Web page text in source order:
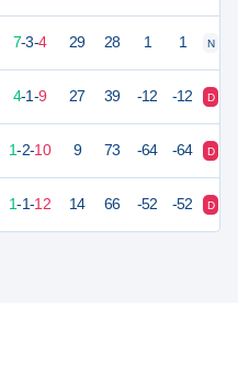
7-3-4 29 28 1 1 N
4-1-9 27 39 -12 -12 D
1-2-10 9 73 -64 -64 D
1-1-12 14 66 -52 -52 D